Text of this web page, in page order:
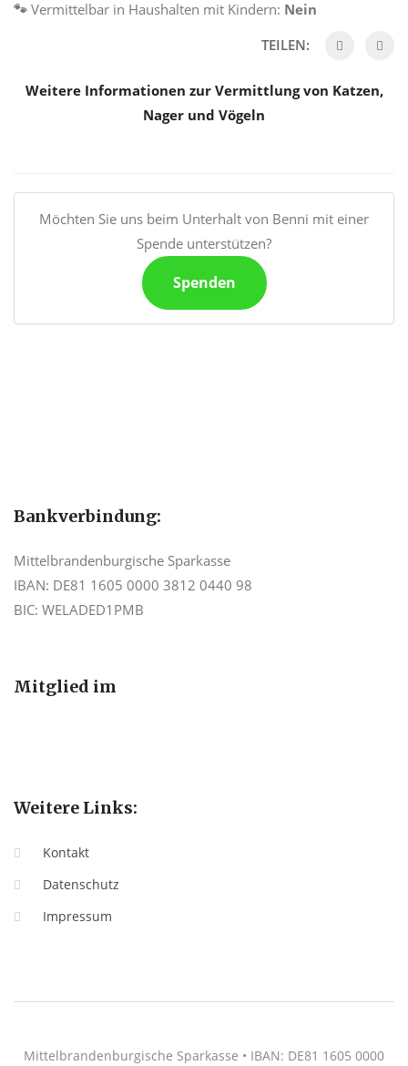
🐾 Vermittelbar in Haushalten mit Kindern: Nein
TEILEN:
Weitere Informationen zur Vermittlung von Katzen,
Nager und Vögeln
Möchten Sie uns beim Unterhalt von Benni mit einer
Spende unterstützen?
Spenden
Bankverbindung:
Mittelbrandenburgische Sparkasse
IBAN: DE81 1605 0000 3812 0440 98
BIC: WELADED1PMB
Mitglied im
Weitere Links:
Kontakt
Datenschutz
Impressum
Mittelbrandenburgische Sparkasse • IBAN: DE81 1605 0000